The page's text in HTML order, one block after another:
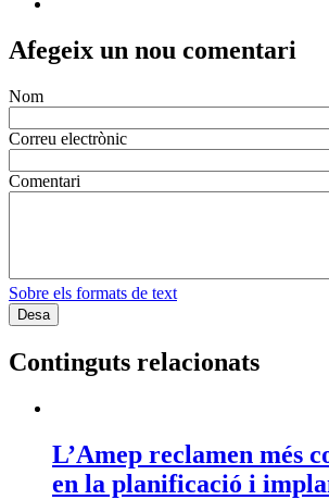
Afegeix un nou comentari
Nom
Correu electrònic
Comentari
Sobre els formats de text
Continguts relacionats
L’Amep reclamen més
en la planificació i